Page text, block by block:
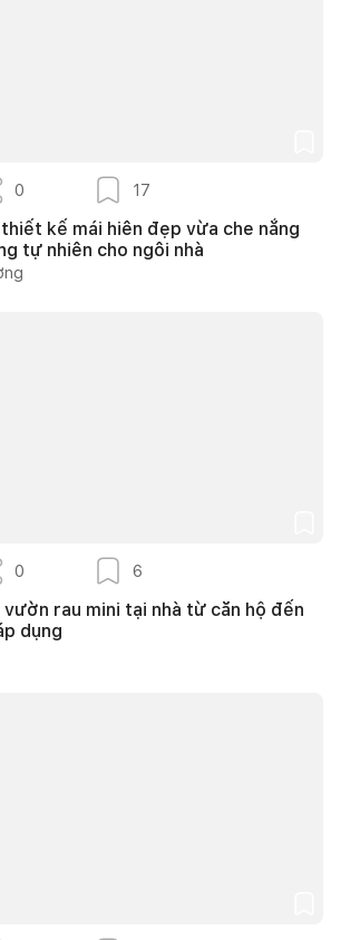
0 17
kế mái hiên đẹp vừa che nắng
tự nhiên cho ngôi nhà
0 6
rau mini tại nhà từ căn hộ đến
dụng